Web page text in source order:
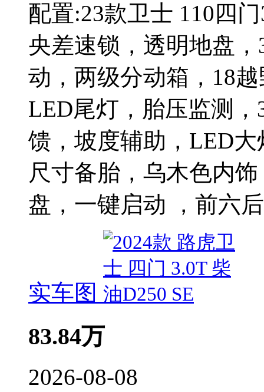
配置:23款卫士 110四
央差速锁，透明地盘
动，两级分动箱，18
LED尾灯，胎压监测
馈，坡度辅助，LED
尺寸备胎，乌木色内
盘，一键启动 ，前六
实车图
83.84万
2026-08-08